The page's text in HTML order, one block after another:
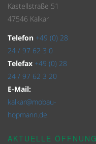
Kastellstraße 51
47546 Kalkar
Telefon +49 (0) 28
24 / 97 62 3 0
Telefax +49 (0) 28
24 / 97 62 3 20
E-Mail:
kalkar@mobau-
hopmann.de
AKTUELLE